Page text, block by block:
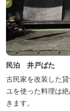
民泊 井戸ばた
古民家を改装した
ユを使った料理は
きます。